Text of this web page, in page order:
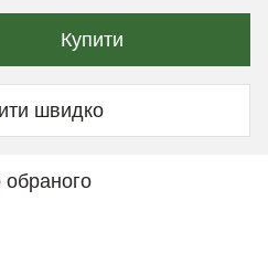
Купити
швидко
обраного